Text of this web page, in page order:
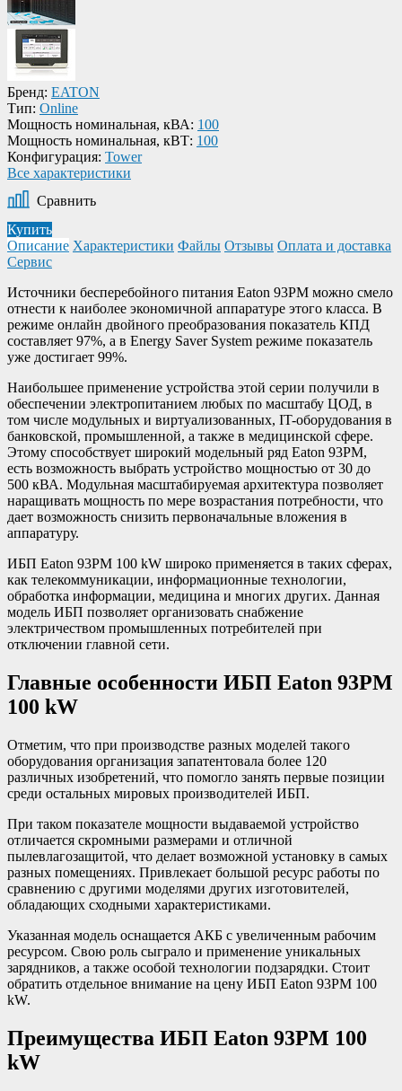
Бренд: EATON
Тип: Online
Мощность номинальная, кВА: 100
Мощность номинальная, кВТ: 100
Конфигурация: Tower
Все характеристики
Сравнить
Купить
Описание Характеристики Файлы Отзывы Оплата и доставка
Сервис
Источники бесперебойного питания Eaton 93PM можно смело
отнести к наиболее экономичной аппаратуре этого класса. В
режиме онлайн двойного преобразования показатель КПД
составляет 97%, а в Energy Saver System режиме показатель
уже достигает 99%.
Наибольшее применение устройства этой серии получили в
обеспечении электропитанием любых по масштабу ЦОД, в
том числе модульных и виртуализованных, IT-оборудования в
банковской, промышленной, а также в медицинской сфере.
Этому способствует широкий модельный ряд Eaton 93PM,
есть возможность выбрать устройство мощностью от 30 до
500 кВА. Модульная масштабируемая архитектура позволяет
наращивать мощность по мере возрастания потребности, что
дает возможность снизить первоначальные вложения в
аппаратуру.
ИБП Eaton 93PM 100 kW широко применяется в таких сферах,
как телекоммуникации, информационные технологии,
обработка информации, медицина и многих других. Данная
модель ИБП позволяет организовать снабжение
электричеством промышленных потребителей при
отключении главной сети.
Главные особенности ИБП Eaton 93PM
100 kW
Отметим, что при производстве разных моделей такого
оборудования организация запатентовала более 120
различных изобретений, что помогло занять первые позиции
среди остальных мировых производителей ИБП.
При таком показателе мощности выдаваемой устройство
отличается скромными размерами и отличной
пылевлагозащитой, что делает возможной установку в самых
разных помещениях. Привлекает большой ресурс работы по
сравнению с другими моделями других изготовителей,
обладающих сходными характеристиками.
Указанная модель оснащается АКБ с увеличенным рабочим
ресурсом. Свою роль сыграло и применение уникальных
зарядников, а также особой технологии подзарядки. Стоит
обратить отдельное внимание на цену ИБП Eaton 93PM 100
kW.
Преимущества ИБП Eaton 93PM 100
kW